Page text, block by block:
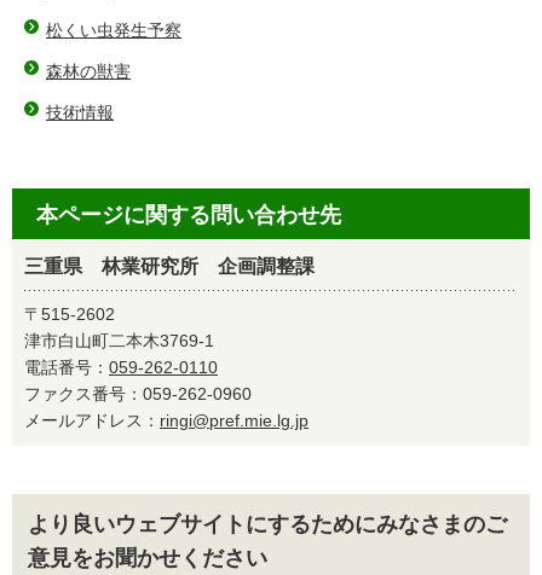
松くい虫発生予察
森林の獣害
技術情報
本ページに関する問い合わせ先
三重県 林業研究所 企画調整課
〒515-2602
津市白山町二本木3769-1
電話番号： 059-262-0110
ファクス番号：059-262-0960
メールアドレス： ringi@pref.mie.lg.jp
より良いウェブサイトにするためにみなさまのご
意見をお聞かせください